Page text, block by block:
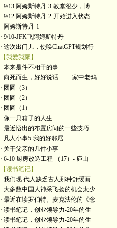
· 9/13 阿姆斯特丹-3-教堂很少，博
· 9/12 阿姆斯特丹-2-开始进入状态
· 阿姆斯特丹-1
· 9/10-JFK飞阿姆斯特丹
· 这次出门儿，使唤ChatGPT规划行
【我爱我家】
· 本来是件不相干的事
· 向死而生，好好说话 ——家中老鸡
· 团圆（3）
· 团圆（2）
· 团圆（1）
· 像一只箱子的人生
· 最近悟出的布置房间的一些技巧
· 凡人小事5-我的好邻居
· 关于父亲的几件小事
· 6-10 厨房改造工程 （17）- 庐山
【读书笔记】
· 我们现 代人缺乏古人那种舒缓而
· 大多数中国人神采飞扬的机会太少
· 最近在读罗伯特。麦克法伦的《念
· 读书笔记，创业领导力-20年的生
· 读书笔记，创业领导力-20年的生